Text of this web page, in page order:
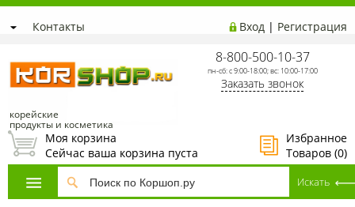
Контакты Вход | Регистрация
корейские
продукты и косметика
8-800-500-10-37
пн-сб: с 9:00-18:00; вс: 10:00-17:00
Заказать звонок
Избранное
Товаров (0)
Моя корзина
Сейчас ваша корзина пуста